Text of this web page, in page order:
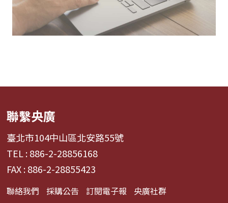
聯繫央廣
臺北市104中山區北安路55號
TEL : 886-2-28856168
FAX : 886-2-28855423
聯絡我們 採購公告 訂閱電子報 央廣社群